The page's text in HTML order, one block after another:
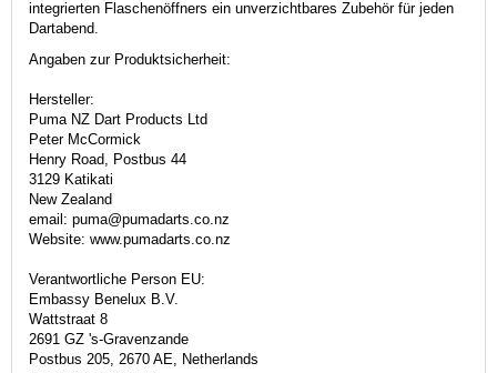
integrierten Flaschenöffners ein unverzichtbares Zubehör für jeden
Dartabend.
Angaben zur Produktsicherheit:
Hersteller:
Puma NZ Dart Products Ltd
Peter McCormick
Henry Road, Postbus 44
3129 Katikati
New Zealand
email: puma@pumadarts.co.nz
Website: www.pumadarts.co.nz
Verantwortliche Person EU:
Embassy Benelux B.V.
Wattstraat 8
2691 GZ 's-Gravenzande
Postbus 205, 2670 AE, Netherlands